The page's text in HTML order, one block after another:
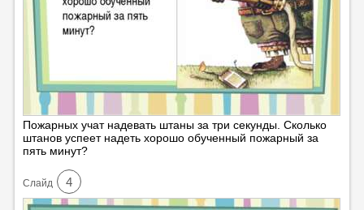
Пожарных учат надевать штаны за три секунды. Сколько
штанов успеет надеть хорошо обученный пожарный за
пять минут?
Cлайд 4